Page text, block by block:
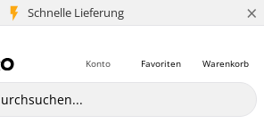
Schnelle Lieferung
5+ Mio. Kunden ×
Warenkorb
Favoriten
Konto